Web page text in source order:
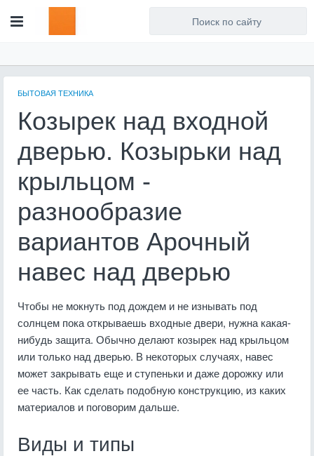
БЫТОВАЯ ТЕХНИКА
Козырек над входной
дверью. Козырьки над
крыльцом -
разнообразие
вариантов Арочный
навес над дверью
Чтобы не мокнуть под дождем и не изнывать под
солнцем пока открываешь входные двери, нужна какая-
нибудь защита. Обычно делают козырек над крыльцом
или только над дверью. В некоторых случаях, навес
может закрывать еще и ступеньки и даже дорожку или
ее часть. Как сделать подобную конструкцию, из каких
материалов и поговорим дальше.
Виды и типы
Для любых предложений по
сайту: artist71@cp9.ru